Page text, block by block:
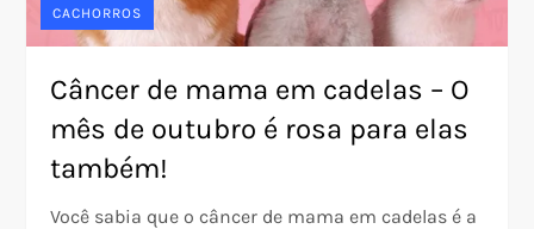
CACHORROS
Câncer de mama em cadelas – O
mês de outubro é rosa para elas
também!
Você sabia que o câncer de mama em cadelas é a